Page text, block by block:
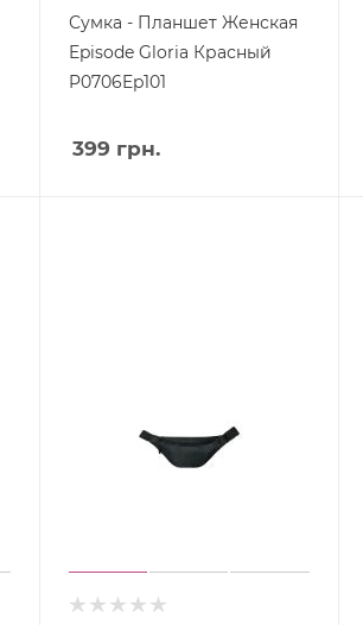
Сумка - Планшет Женская
Episode Gloria Красный
P0706Ep101
399 грн.